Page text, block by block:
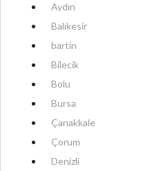
Aydın
Balıkesir
bartin
Bilecik
Bolu
Bursa
Çanakkale
Çorum
Denizli